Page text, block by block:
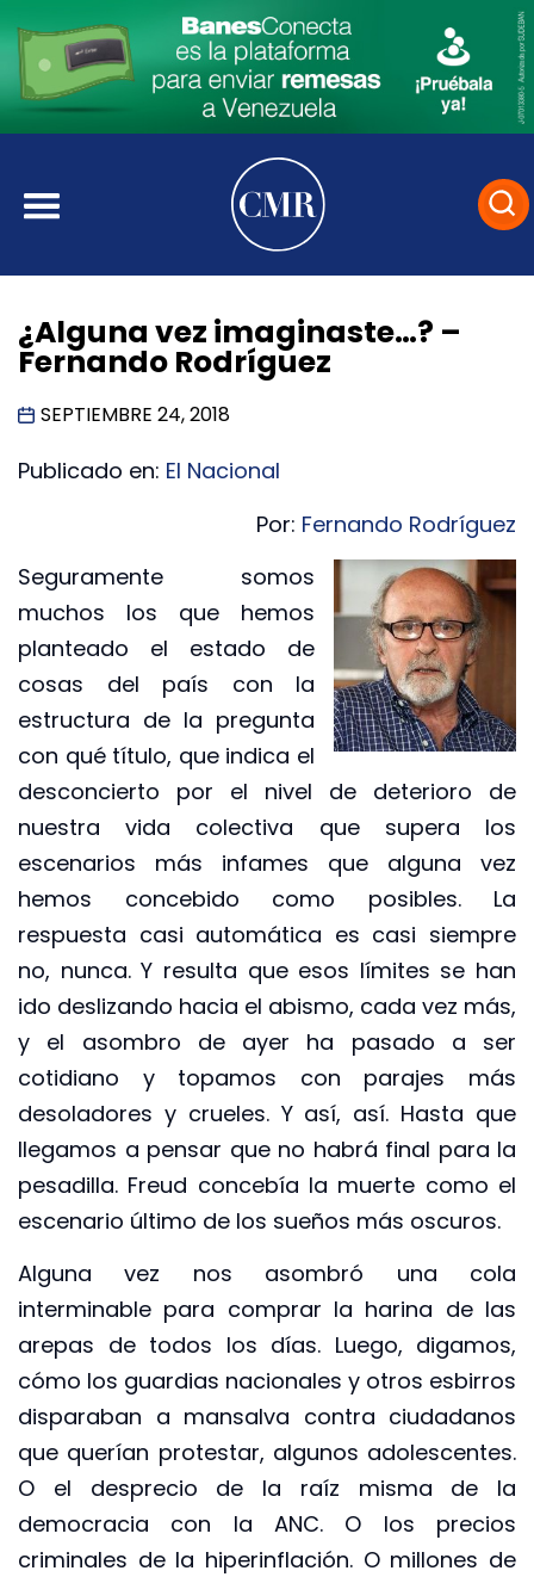
¿Alguna vez imaginaste…? –
Fernando Rodríguez
SEPTIEMBRE 24, 2018
Publicado en: El Nacional
Por: Fernando Rodríguez
Seguramente somos
muchos los que hemos
planteado el estado de
cosas del país con la
estructura de la pregunta
con qué título, que indica el
desconcierto por el nivel de deterioro de
nuestra vida colectiva que supera los
escenarios más infames que alguna vez
hemos concebido como posibles. La
respuesta casi automática es casi siempre
no, nunca. Y resulta que esos límites se han
ido deslizando hacia el abismo, cada vez más,
y el asombro de ayer ha pasado a ser
cotidiano y topamos con parajes más
desoladores y crueles. Y así, así. Hasta que
llegamos a pensar que no habrá final para la
pesadilla. Freud concebía la muerte como el
escenario último de los sueños más oscuros.
Alguna vez nos asombró una cola
interminable para comprar la harina de las
arepas de todos los días. Luego, digamos,
cómo los guardias nacionales y otros esbirros
disparaban a mansalva contra ciudadanos
que querían protestar, algunos adolescentes.
O el desprecio de la raíz misma de la
democracia con la ANC. O los precios
criminales de la hiperinflación. O millones de